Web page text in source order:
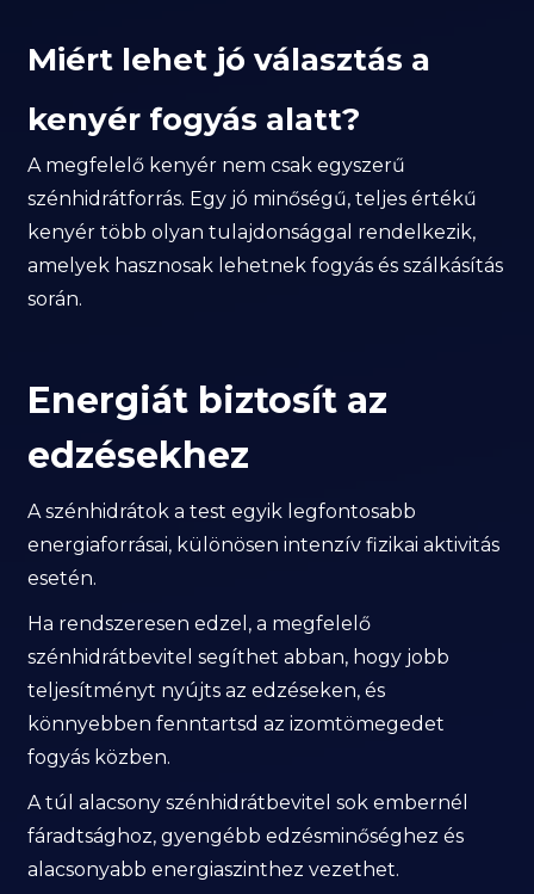
Miért lehet jó választás a
kenyér fogyás alatt?
A megfelelő kenyér nem csak egyszerű
szénhidrátforrás. Egy jó minőségű, teljes értékű
kenyér több olyan tulajdonsággal rendelkezik,
amelyek hasznosak lehetnek fogyás és szálkásítás
során.
Energiát biztosít az
edzésekhez
A szénhidrátok a test egyik legfontosabb
energiaforrásai, különösen intenzív fizikai aktivitás
esetén.
Ha rendszeresen edzel, a megfelelő
szénhidrátbevitel segíthet abban, hogy jobb
teljesítményt nyújts az edzéseken, és
könnyebben fenntartsd az izomtömegedet
fogyás közben.
A túl alacsony szénhidrátbevitel sok embernél
fáradtsághoz, gyengébb edzésminőséghez és
alacsonyabb energiaszinthez vezethet.